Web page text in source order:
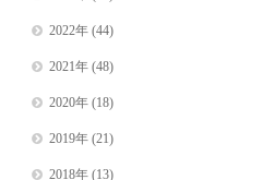
2022年(44)
2021年(48)
2020年(18)
2019年(21)
2018年(13)